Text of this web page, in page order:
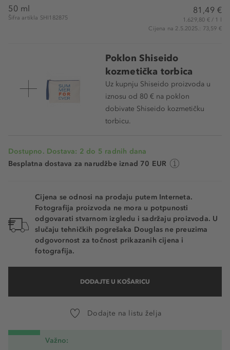
50 ml
Šifra artikla SHI182875
81,49 €
1.629,80 € / 1 l
Cijena na 2.5.2025.: 73,59 €
Poklon Shiseido
kozmetička torbica
Uz kupnju Shiseido proizvoda u
iznosu od 80 € na poklon
dobivate Shiseido kozmetičku
torbicu.
Dostupno. Dostava: 2 do 5 radnih dana
Besplatna dostava za narudžbe iznad 70 EUR
Cijena se odnosi na prodaju putem Interneta.
Fotografija proizvoda ne mora u potpunosti
odgovarati stvarnom izgledu i sadržaju proizvoda. U
slučaju tehničkih pogrešaka Douglas ne preuzima
odgovornost za točnost prikazanih cijena i
fotografija.
DODAJTE U KOŠARICU
Dodajte na listu želja
Važno: